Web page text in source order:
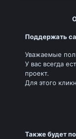
Поддержать
Уважаемые
У вас всегда
проект.
Для этого
Также будет